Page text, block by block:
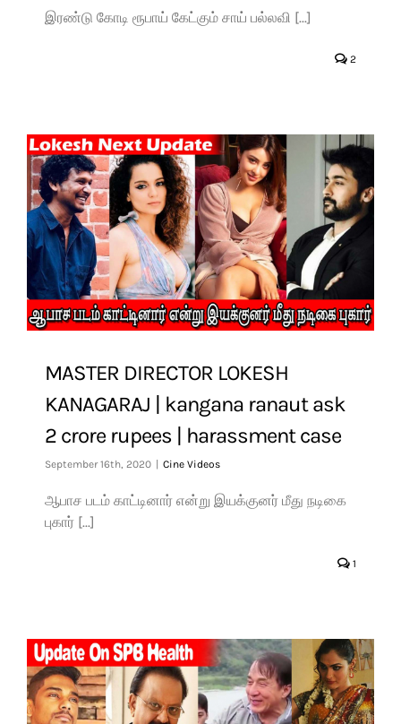
இரண்டு கோடி ரூபாய் கேட்கும் சாய் பல்லவி [...]
2
MASTER DIRECTOR LOKESH
KANAGARAJ | kangana ranaut ask
2 crore rupees | harassment case
September 16th, 2020 Cine Videos
ஆபாச படம் காட்டினார் என்று இயக்குனர் மீது நடிகை
புகார் [...]
1